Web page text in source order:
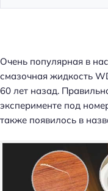
Очень популярная в
смазочная жидкость
60 лет назад.
эксперименте под
также появилось в